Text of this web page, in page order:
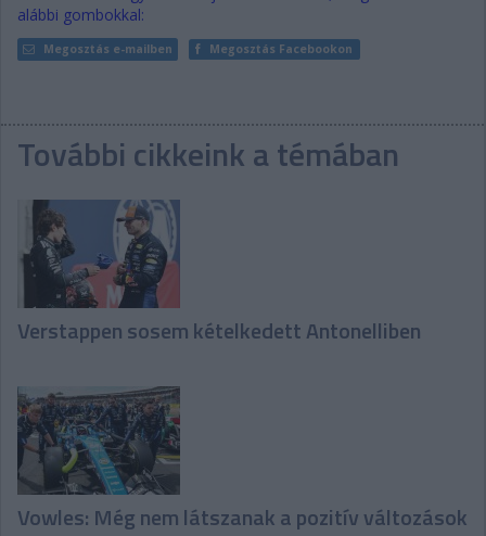
alábbi gombokkal:
Megosztás e-mailben Megosztás Facebookon
További cikkeink a témában
Verstappen sosem kételkedett Antonelliben
Vowles: Még nem látszanak a pozitív változások